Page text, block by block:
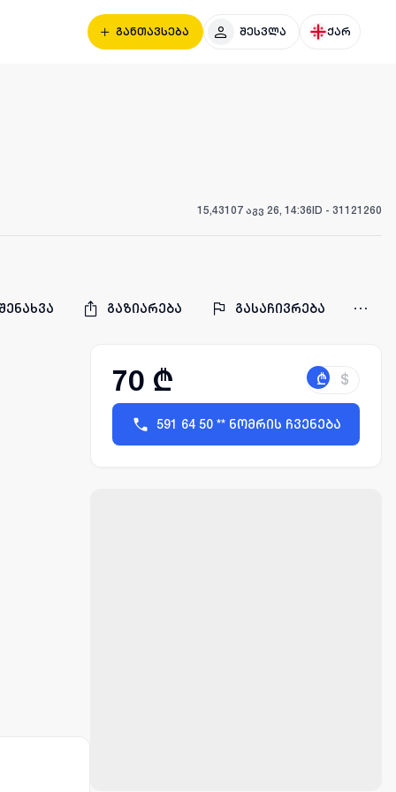
განთავსება შესვლა ქარ
15,431 07 აგვ 26, 14:36ID - 31121260
გაზიარება გასაჩივრება
70 ₾ ₾ $
591 64 50 ** ნომრის ჩვენება